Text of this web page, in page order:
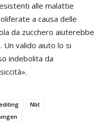
alle malattie
a causa delle
da zucchero aiuterebbe
Un valido aiuto lo si
indebolita da
Nbt